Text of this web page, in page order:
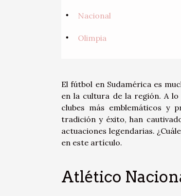
Nacional
Olimpia
El fútbol en Sudamérica es
en la cultura de la región. A
clubes más emblemáticos y
tradición y éxito, han
actuaciones legendarias.
en este artículo.
Atlético